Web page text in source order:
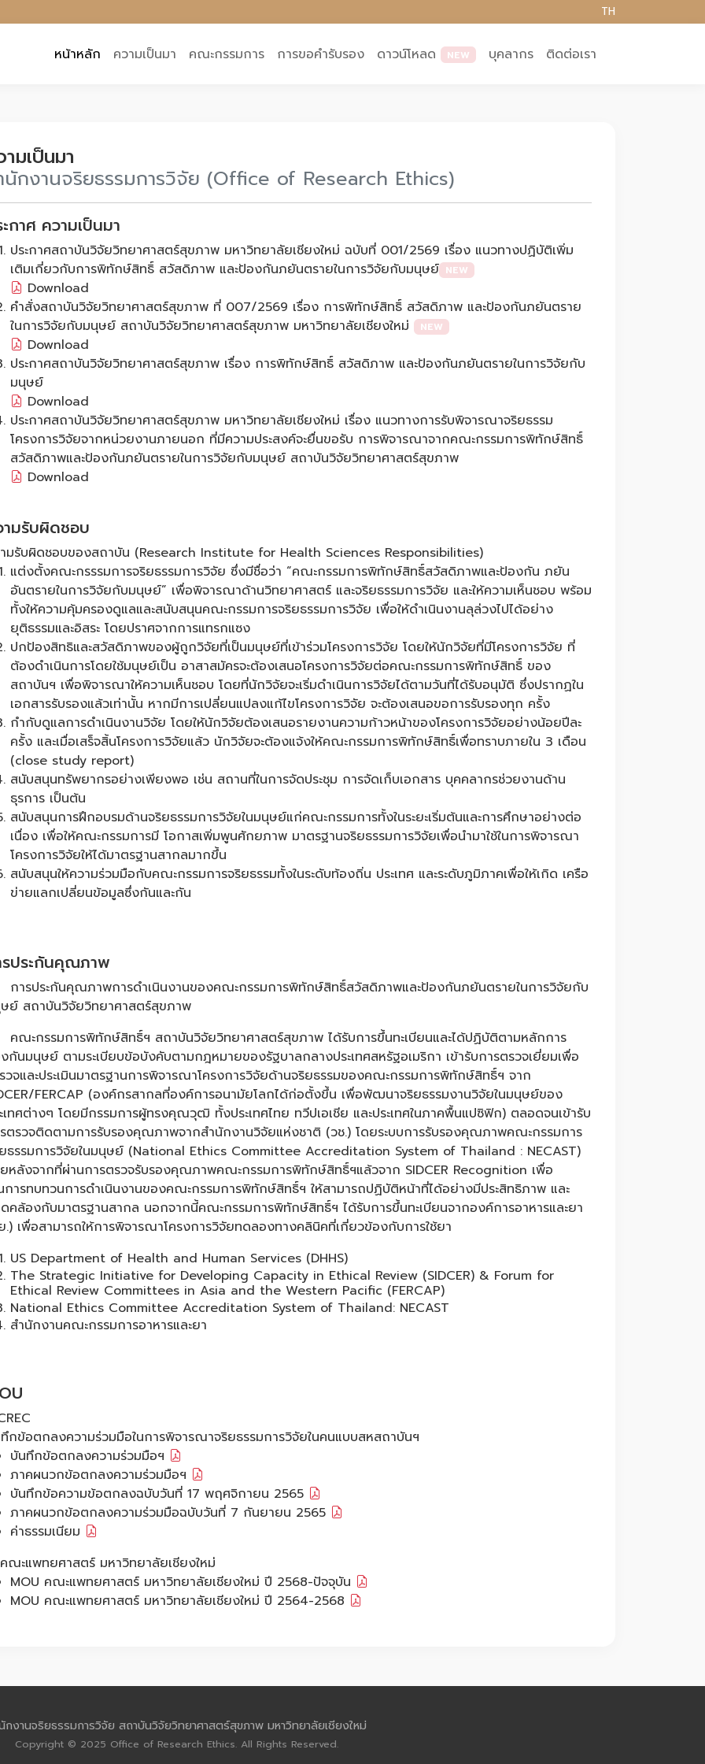
TH
หน้าหลัก ความเป็นมา คณะกรรมการ การขอคำรับรอง ดาวน์โหลด NEW บุคลากร ติดต่อเรา
มเป็นมา
นักงานจริยธรรมการวิจัย (Office of Research Ethics)
กาศ ความเป็นมา
ประกาศสถาบันวิจัยวิทยาศาสตร์สุขภาพ มหาวิทยาลัยเชียงใหม่ ฉบับที่ 001/2569 เรื่อง แนวทางปฏิบัติเพิ่ม
เติมเกี่ยวกับการพิทักษ์สิทธิ์ สวัสดิภาพ และป้องกันภยันตรายในการวิจัยกับมนุษย์ NEW
Download
คำสั่งสถาบันวิจัยวิทยาศาสตร์สุขภาพ ที่ 007/2569 เรื่อง การพิทักษ์สิทธิ์ สวัสดิภาพ และป้องกันภยันตราย
ในการวิจัยกับมนุษย์ สถาบันวิจัยวิทยาศาสตร์สุขภาพ มหาวิทยาลัยเชียงใหม่
NEW
Download
ประกาศสถาบันวิจัยวิทยาศาสตร์สุขภาพ เรื่อง การพิทักษ์สิทธิ์ สวัสดิภาพ และป้องกันภยันตรายในการวิจัยกับ
มนุษย์
Download
ประกาศสถาบันวิจัยวิทยาศาสตร์สุขภาพ มหาวิทยาลัยเชียงใหม่ เรื่อง แนวทางการรับพิจารณาจริยธรรม
โครงการวิจัยจากหน่วยงานภายนอก ที่มีความประสงค์จะยื่นขอรับ การพิจารณาจากคณะกรรมการพิทักษ์สิทธิ์
สวัสดิภาพและป้องกันภยันตรายในการวิจัยกับมนุษย์ สถาบันวิจัยวิทยาศาสตร์สุขภาพ
Download
ามรับผิดชอบ
มรับผิดชอบของสถาบัน (Research Institute for Health Sciences Responsibilities)
แต่งตั้งคณะกรรรมการจริยธรรมการวิจัย ซึ่งมีชื่อว่า “คณะกรรมการพิทักษ์สิทธิ์สวัสดิภาพและป้องกัน ภยัน
อันตรายในการวิจัยกับมนุษย์” เพื่อพิจารณาด้านวิทยาศาสตร์ และจริยธรรมการวิจัย และให้ความเห็นชอบ พร้อม
ทั้งให้ความคุ้มครองดูแลและสนับสนุนคณะกรรมการจริยธรรมการวิจัย เพื่อให้ดำเนินงานลุล่วงไปได้อย่าง
ยุติธรรมและอิสระ โดยปราศจากการแทรกแซง
ปกป้องสิทธิและสวัสดิภาพของผู้ถูกวิจัยที่เป็นมนุษย์ที่เข้าร่วมโครงการวิจัย โดยให้นักวิจัยที่มีโครงการวิจัย ที่
ต้องดำเนินการโดยใช้มนุษย์เป็น อาสาสมัครจะต้องเสนอโครงการวิจัยต่อคณะกรรมการพิทักษ์สิทธิ์ ของ
สถาบันฯ เพื่อพิจารณาให้ความเห็นชอบ โดยที่นักวิจัยจะเริ่มดำเนินการวิจัยได้ตามวันที่ได้รับอนุมัติ ซึ่งปรากฏใน
เอกสารรับรองแล้วเท่านั้น หากมีการเปลี่ยนแปลงแก้ไขโครงการวิจัย จะต้องเสนอขอการรับรองทุก ครั้ง
กำกับดูแลการดำเนินงานวิจัย โดยให้นักวิจัยต้องเสนอรายงานความก้าวหน้าของโครงการวิจัยอย่างน้อยปีละ
ครั้ง และเมื่อเสร็จสิ้นโครงการวิจัยแล้ว นักวิจัยจะต้องแจ้งให้คณะกรรมการพิทักษ์สิทธิ์เพื่อทราบภายใน 3 เดือน
(close study report)
สนับสนุนทรัพยากรอย่างเพียงพอ เช่น สถานที่ในการจัดประชุม การจัดเก็บเอกสาร บุคคลากรช่วยงานด้าน
ธุรการ เป็นต้น
สนับสนุนการฝึกอบรมด้านจริยธรรมการวิจัยในมนุษย์แก่คณะกรรมการทั้งในระยะเริ่มต้นและการศึกษาอย่างต่อ
เนื่อง เพื่อให้คณะกรรมการมี โอกาสเพิ่มพูนศักยภาพ มาตรฐานจริยธรรมการวิจัยเพื่อนำมาใช้ในการพิจารณา
โครงการวิจัยให้ได้มาตรฐานสากลมากขึ้น
สนับสนุนให้ความร่วมมือกับคณะกรรมการจริยธรรมทั้งในระดับท้องถิ่น ประเทศ และระดับภูมิภาคเพื่อให้เกิด เครือ
ข่ายแลกเปลี่ยนข้อมูลซึ่งกันและกัน
รประกันคุณภาพ
การประกันคุณภาพการดำเนินงานของคณะกรรมการพิทักษ์สิทธิ์สวัสดิภาพและป้องกันภยันตรายในการวิจัยกับ
ย์ สถาบันวิจัยวิทยาศาสตร์สุขภาพ
คณะกรรมการพิทักษ์สิทธิ์ฯ สถาบันวิจัยวิทยาศาสตร์สุขภาพ ได้รับการขึ้นทะเบียนและได้ปฏิบัติตามหลักการ
กันมนุษย์ ตามระเบียบข้อบังคับตามกฎหมายของรัฐบาลกลางประเทศสหรัฐอเมริกา เข้ารับการตรวจเยี่ยมเพื่อ
วจและประเมินมาตรฐานการพิจารณาโครงการวิจัยด้านจริยธรรมของคณะกรรมการพิทักษ์สิทธิ์ฯ จาก
FERCAP (องค์กรสากลที่องค์การอนามัยโลกได้ก่อตั้งขึ้น เพื่อพัฒนาจริยธรรมงานวิจัยในมนุษย์ของ
เทศต่างๆ โดยมีกรรมการผู้ทรงคุณวุฒิ ทั้งประเทศไทย ทวีปเอเชีย และประเทศในภาคพื้นแปซิฟิก) ตลอดจนเข้ารับ
ตรวจติดตามการรับรองคุณภาพจากสำนักงานวิจัยแห่งชาติ (วช.) โดยระบบการรับรองคุณภาพคณะกรรมการ
ธรรมการวิจัยในมนุษย์ (National Ethics Committee Accreditation System of Thailand : NECAST)
หลังจากที่ผ่านการตรวจรับรองคุณภาพคณะกรรมการพิทักษ์สิทธิ์ฯแล้วจาก SIDCER Recognition เพื่อ
การทบทวนการดำเนินงานของคณะกรรมการพิทักษ์สิทธิ์ฯ ให้สามารถปฏิบัติหน้าที่ได้อย่างมีประสิทธิภาพ และ
คล้องกับมาตรฐานสากล นอกจากนี้คณะกรรมการพิทักษ์สิทธิ์ฯ ได้รับการขึ้นทะเบียนจากองค์การอาหารและยา
.) เพื่อสามารถให้การพิจารณาโครงการวิจัยทดลองทางคลินิคที่เกี่ยวข้องกับการใช้ยา
US Department of Health and Human Services (DHHS)
The Strategic Initiative for Developing Capacity in Ethical Review (SIDCER) & Forum for
Ethical Review Committees in Asia and the Western Pacific (FERCAP)
National Ethics Committee Accreditation System of Thailand: NECAST
สำนักงานคณะกรรมการอาหารและยา
กข้อตกลงความร่วมมือในการพิจารณาจริยธรรมการวิจัยในคนแบบสหสถาบันฯ
บันทึกข้อตกลงความร่วมมือฯ
ภาคผนวกข้อตกลงความร่วมมือฯ
บันทึกข้อความข้อตกลงฉบับวันที่ 17 พฤศจิกายน 2565
ภาคผนวกข้อตกลงความร่วมมือฉบับวันที่ 7 กันยายน 2565
ค่าธรรมเนียม
ณะแพทยศาสตร์ มหาวิทยาลัยเชียงใหม่
MOU คณะแพทยศาสตร์ มหาวิทยาลัยเชียงใหม่ ปี 2568-ปัจจุบัน
MOU คณะแพทยศาสตร์ มหาวิทยาลัยเชียงใหม่ ปี 2564-2568
กงานจริยธรรมการวิจัย สถาบันวิจัยวิทยาศาสตร์สุขภาพ มหาวิทยาลัยเชียงใหม่
Copyright © 2025 Office of Research Ethics. All Rights Reserved.